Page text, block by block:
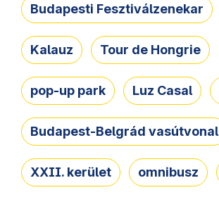
Budapesti Fesztiválzenekar
Kalauz Tour de Hongrie
pop-up park Luz Casal
Budapest-Belgrád vasútvonal
XXII. kerület omnibusz